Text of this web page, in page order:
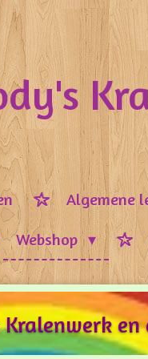
Algemene
Webshop